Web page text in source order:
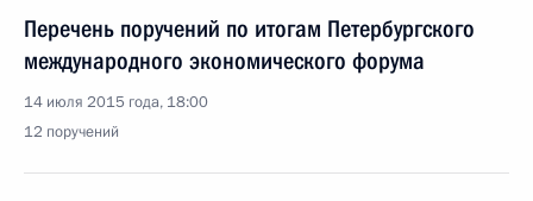
Перечень поручений по итогам Петербургского
международного экономического форума
14 июля 2015 года, 18:00
12 поручений